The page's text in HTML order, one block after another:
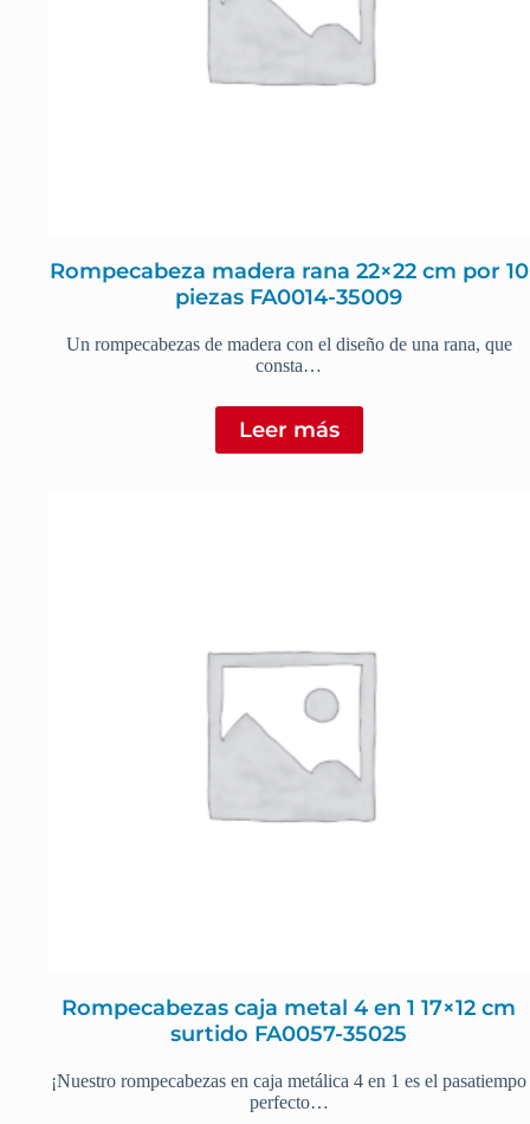
Rompecabeza madera rana 22×22 cm por 10
piezas FA0014-35009
Un rompecabezas de madera con el diseño de una rana, que
consta…
Leer más
Rompecabezas caja metal 4 en 1 17×12 cm
surtido FA0057-35025
¡Nuestro rompecabezas en caja metálica 4 en 1 es el pasatiempo
perfecto…